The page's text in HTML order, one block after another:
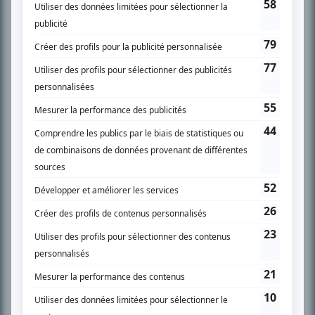
SUR LE RÉSEAU BIZZ MÉDIA
PLAN DU SITE
Accueil
Liste des oeuvres
Recherche avancée
À propos
Nous contacter
Termes et conditions
Politique de confidentialité
Gestion du consentement